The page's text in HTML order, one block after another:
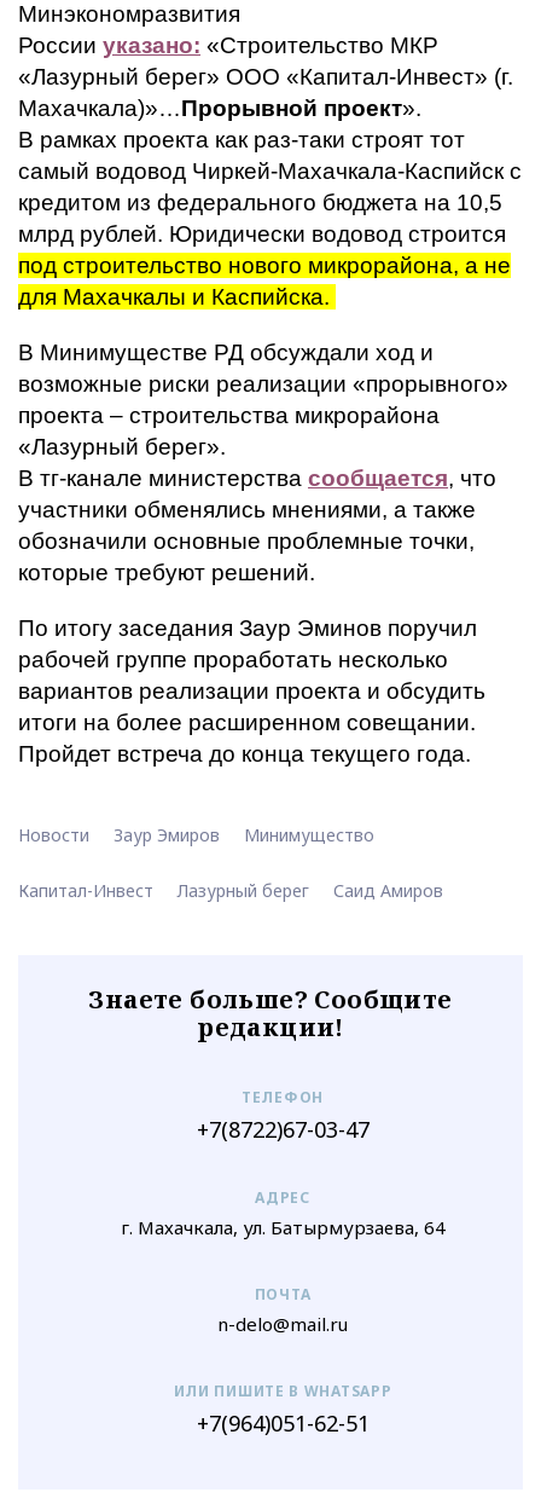
Минэкономразвития
России указано: «Строительство МКР
«Лазурный берег» ООО «Капитал-Инвест» (г.
Махачкала)»…Прорывной проект».
В рамках проекта как раз-таки строят тот
самый водовод Чиркей-Махачкала-Каспийск с
кредитом из федерального бюджета на 10,5
млрд рублей. Юридически водовод строится
под строительство нового микрорайона, а не
для Махачкалы и Каспийска.
В Минимуществе РД обсуждали ход и
возможные риски реализации «прорывного»
проекта – строительства микрорайона
«Лазурный берег».
В тг-канале министерства сообщается, что
участники обменялись мнениями, а также
обозначили основные проблемные точки,
которые требуют решений.
По итогу заседания Заур Эминов поручил
рабочей группе проработать несколько
вариантов реализации проекта и обсудить
итоги на более расширенном совещании.
Пройдет встреча до конца текущего года.
Новости Заур Эмиров Минимущество
Капитал-Инвест Лазурный берег Саид Амиров
Знаете больше? Сообщите
редакции!
ТЕЛЕФОН
+7(8722)67-03-47
АДРЕС
г. Махачкала, ул. Батырмурзаева, 64
ПОЧТА
n-delo@mail.ru
ИЛИ ПИШИТЕ В WHATSAPP
+7(964)051-62-51